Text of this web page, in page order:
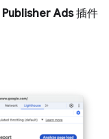
Publisher Ads插件